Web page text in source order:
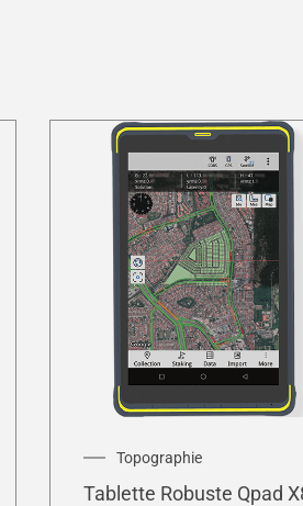
Topographie
Tablette Robuste Qpad